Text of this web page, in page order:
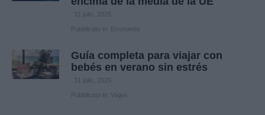
31 julio, 2026
Pubblicato in: Economía
Guía completa para viajar con
bebés en verano sin estrés
31 julio, 2026
Pubblicato in: Viajes